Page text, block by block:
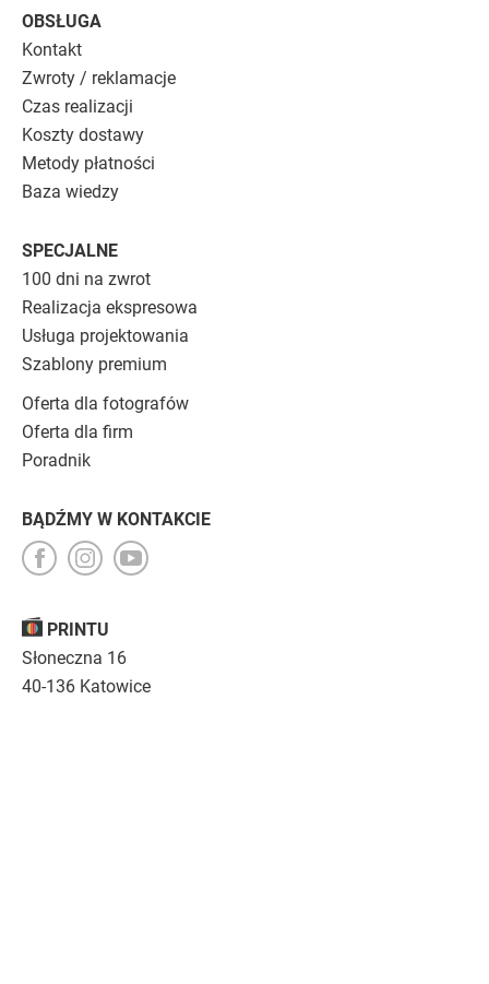
PRINTU
Słoneczna 16
40-136 Katowice
OBSŁUGA
Kontakt
Zwroty / reklamacje
Czas realizacji
Koszty dostawy
Metody płatności
Baza wiedzy
SPECJALNE
100 dni na zwrot
Realizacja ekspresowa
Usługa projektowania
Szablony premium
Oferta dla fotografów
Oferta dla firm
Poradnik
BĄDŹMY W KONTAKCIE